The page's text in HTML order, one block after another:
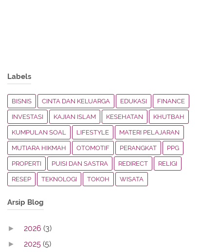
Labels
BISNIS CINTA DAN KELUARGA EDUKASI FINANCE
INVESTASI KAJIAN ISLAM KESEHATAN KHUTBAH
KUMPULAN SOAL LIFESTYLE MATERI PELAJARAN
MUTIARA HIKMAH OTOMOTIF PERANGKAT PPG
PROPERTI PUISI DAN SASTRA REDIRECT RELIGI
RESEP TEKNOLOGI TOKOH WISATA
Arsip Blog
► 2026 (3)
► 2025 (5)